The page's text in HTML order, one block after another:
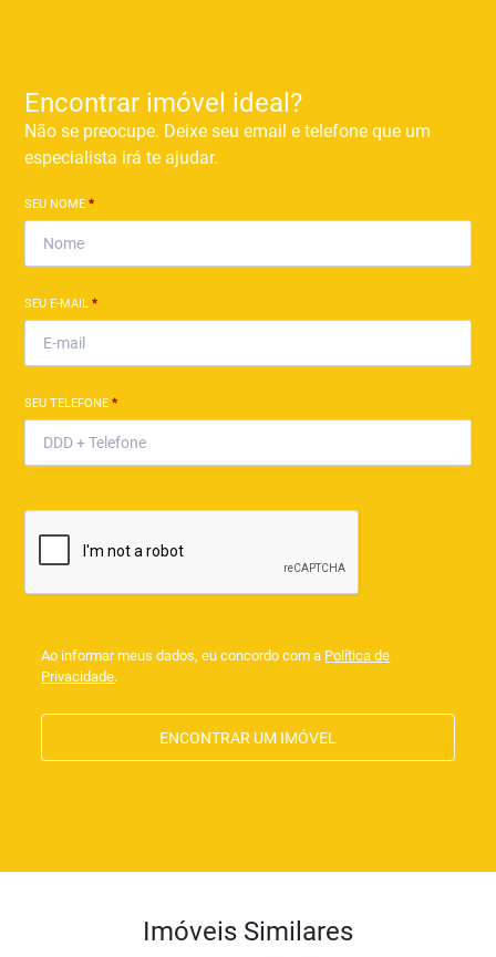
Encontrar imóvel ideal?
Não se preocupe. Deixe seu email e telefone que um
especialista irá te ajudar.
SEU NOME*
SEU E-MAIL*
SEU TELEFONE*
Ao informar meus dados, eu concordo com a Política de
Privacidade.
ENCONTRAR UM IMÓVEL
Imóveis Similares